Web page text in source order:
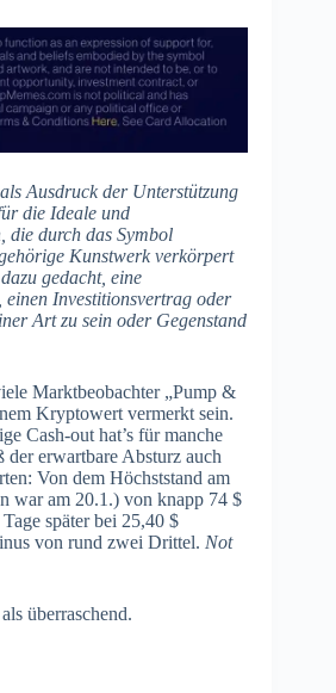
Ausdruck der Unterstützung
die Ideale und
die durch das Symbol
Kunstwerk verkörpert
gedacht, eine
einen Investitionsvertrag oder
Art zu sein oder Gegenstand
Marktbeobachter „Pump &
Kryptowert vermerkt sein.
Cash-out hat’s für manche
erwartbare Absturz auch
Von dem Höchststand am
war am 20.1.) von knapp 74 $
später bei 25,40 $
von rund zwei Drittel. Not
überraschend.